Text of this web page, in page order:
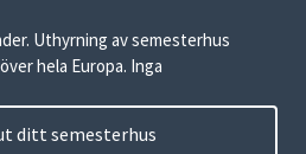
Uthyrning av semesterhus
hela Europa. Inga
ditt semesterhus